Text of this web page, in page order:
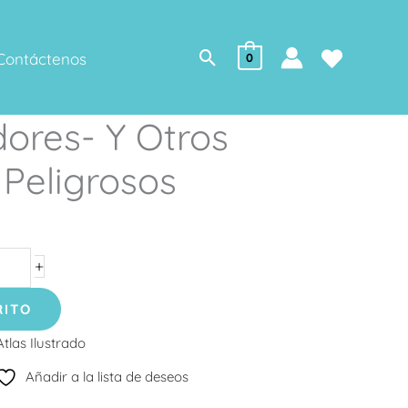
Buscar
0
Y Otros
+
Ilustrado
Añadir a la lista de deseos